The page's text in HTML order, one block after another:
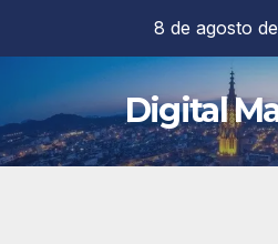
contenido
8 de agosto
Digital